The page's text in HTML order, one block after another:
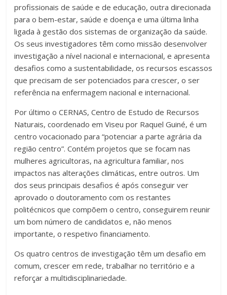
profissionais de saúde e de educação, outra direcionada
para o bem-estar, saúde e doença e uma última linha
ligada à gestão dos sistemas de organização da saúde.
Os seus investigadores têm como missão desenvolver
investigação a nível nacional e internacional, e apresenta
desafios como a sustentabilidade, os recursos escassos
que precisam de ser potenciados para crescer, o ser
referência na enfermagem nacional e internacional.
Por último o CERNAS, Centro de Estudo de Recursos
Naturais, coordenado em Viseu por Raquel Guiné, é um
centro vocacionado para “potenciar a parte agrária da
região centro”. Contém projetos que se focam nas
mulheres agricultoras, na agricultura familiar, nos
impactos nas alterações climáticas, entre outros. Um
dos seus principais desafios é após conseguir ver
aprovado o doutoramento com os restantes
politécnicos que compõem o centro, conseguirem reunir
um bom número de candidatos e, não menos
importante, o respetivo financiamento.
Os quatro centros de investigação têm um desafio em
comum, crescer em rede, trabalhar no território e a
reforçar a multidisciplinariedade.